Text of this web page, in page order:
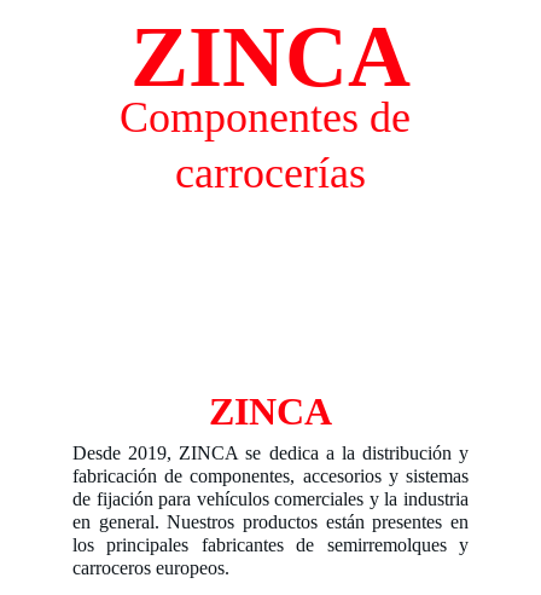
ZINCA
Componentes de
carrocerías
ZINCA
Desde 2019, ZINCA se dedica a la distribución y
fabricación de componentes, accesorios y sistemas
de fijación para vehículos comerciales y la industria
en general. Nuestros productos están presentes en
los principales fabricantes de semirremolques y
carroceros europeos.